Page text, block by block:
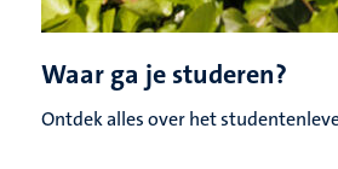
Waar ga je studeren?
Ontdek alles over het